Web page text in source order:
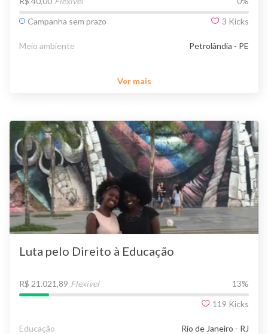
Campanha sem prazo
3 Kicks
Meio ambiente Petrolândia - PE
Ver mais
Luta pelo Direito à Educação
R$ 21.021,89 Flexível 13%
119 Kicks
Educação Rio de Janeiro - RJ